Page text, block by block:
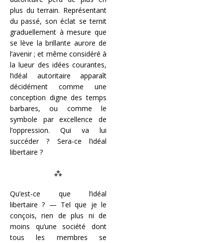
plus du terrain. Représentant
du passé, son éclat se ternit
graduellement à mesure que
se lève la brillante aurore de
l’avenir ; et même considéré à
la lueur des idées courantes,
l’idéal autoritaire apparaît
décidément comme une
conception digne des temps
barbares, ou comme le
symbole par excellence de
l’oppression. Qui va lui
succéder ? Sera-ce l’idéal
libertaire ?
⁂
Qu’est-ce que l’idéal
libertaire ? — Tel que je le
conçois, rien de plus ni de
moins qu’une société dont
tous les membres se